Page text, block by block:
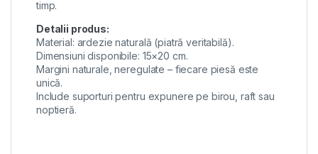
timp.
Detalii produs:
Material: ardezie naturală (piatră veritabilă).
Dimensiuni disponibile: 15×20 cm.
Margini naturale, neregulate – fiecare piesă este
unică.
Include suporturi pentru expunere pe birou, raft sau
noptieră.